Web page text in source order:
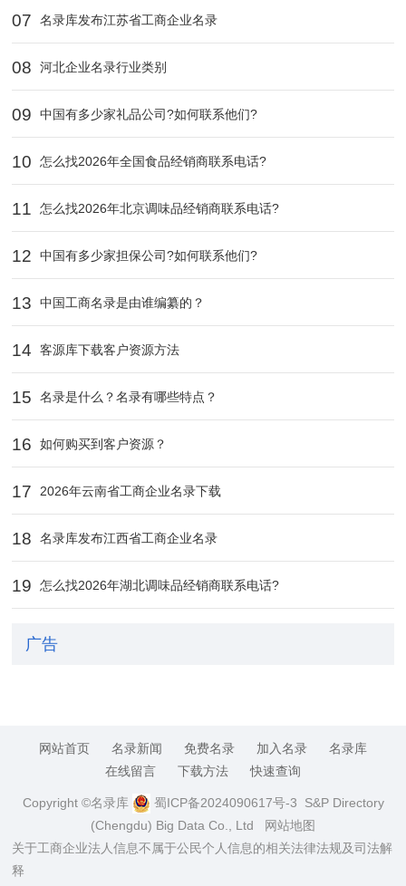
07 名录库发布江苏省工商企业名录
08 河北企业名录行业类别
09 中国有多少家礼品公司?如何联系他们?
10 怎么找2026年全国食品经销商联系电话?
11 怎么找2026年北京调味品经销商联系电话?
12 中国有多少家担保公司?如何联系他们?
13 中国工商名录是由谁编纂的？
14 客源库下载客户资源方法
15 名录是什么？名录有哪些特点？
16 如何购买到客户资源？
17 2026年云南省工商企业名录下载
18 名录库发布江西省工商企业名录
19 怎么找2026年湖北调味品经销商联系电话?
广告
网站首页 名录新闻 免费名录 加入名录
名录库
在线留言
下载方法 快速查询
Copyright ©名录库 蜀ICP备2024090617号-3 S&P Directory
(Chengdu) Big Data Co., Ltd
网站地图
关于工商企业法人信息不属于公民个人信息的相关法律法规及司法解
释